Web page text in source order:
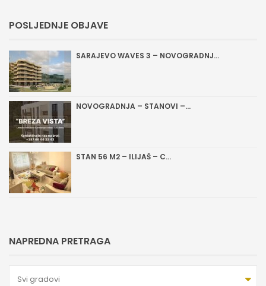
POSLJEDNJE OBJAVE
SARAJEVO WAVES 3 – NOVOGRADNJ...
NOVOGRADNJA – STANOVI –...
STAN 56 M2 – ILIJAŠ – C...
NAPREDNA PRETRAGA
Svi gradovi